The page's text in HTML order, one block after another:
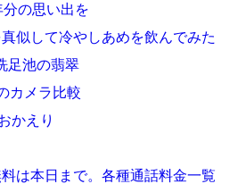
の思い出を
似して冷やしあめを飲んでみた
足池の翡翠
カメラ比較
かえり
は本日まで。各種通話料金一覧